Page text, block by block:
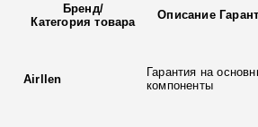
Бренд/
Категория товара
Описание
Airllen
Гарантия на
компоненты